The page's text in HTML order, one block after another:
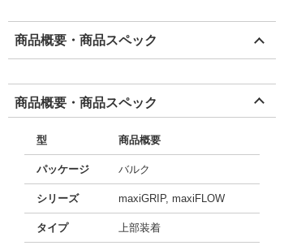
商品概要・商品スペック
商品概要・商品スペック
型 商品概要
パッケージ バルク
シリーズ maxiGRIP, maxiFLOW
タイプ 上部装着